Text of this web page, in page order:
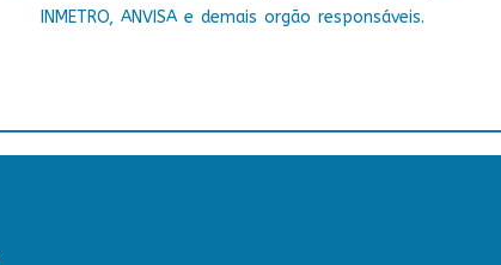
INMETRO, ANVISA e demais orgão responsáveis.